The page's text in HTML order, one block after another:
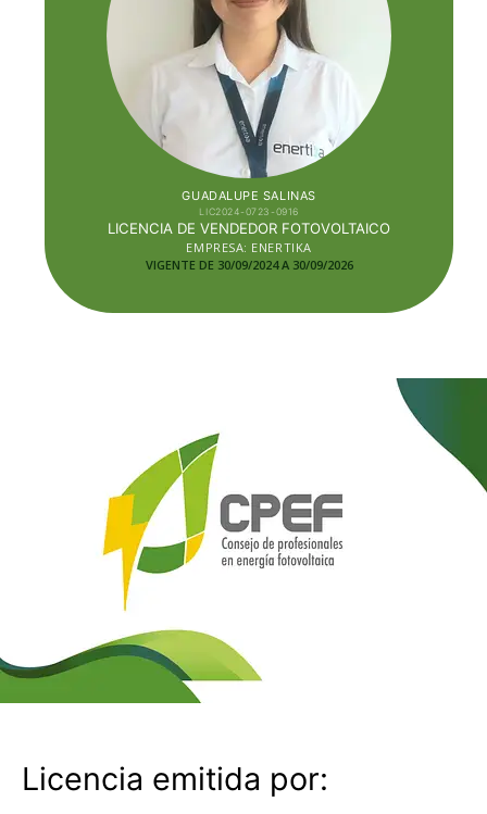
GUADALUPE SALINAS
LIC2024-0723-0916
LICENCIA DE VENDEDOR FOTOVOLTAICO
EMPRESA: ENERTIKA
VIGENTE DE 30/09/2024 A 30/09/2026
Licencia emitida por: